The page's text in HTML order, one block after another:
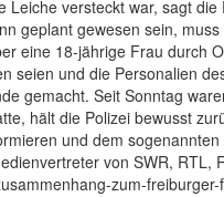
Leiche versteckt war, sagt
geplant gewesen sein,
eine 18-jährige Frau durch
seien und die Personalien
gemacht. Seit Sonntag
hält die Polizei bewusst
und dem
von SWR,
zum-